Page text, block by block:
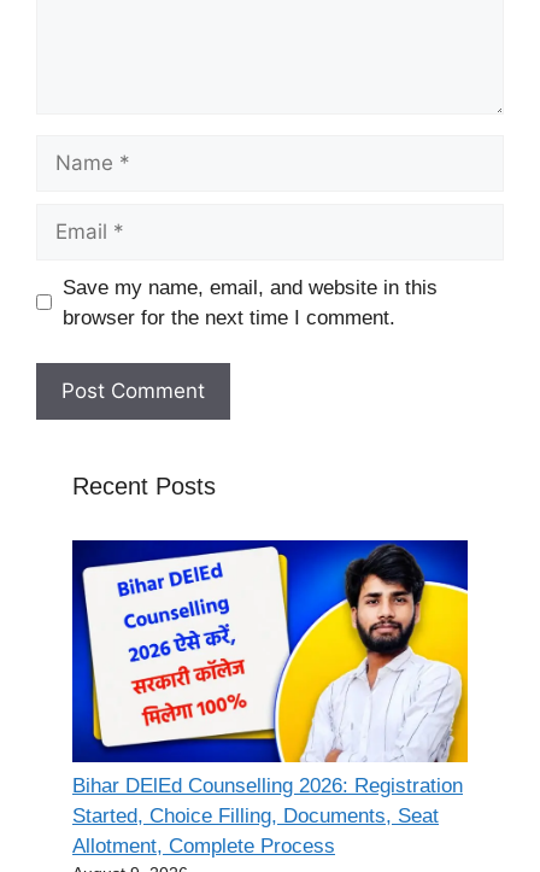
Website
Save my name, email, and website in this
browser for the next time I comment.
Recent Posts
Bihar DElEd Counselling 2026: Registration
Started, Choice Filling, Documents, Seat
Allotment, Complete Process